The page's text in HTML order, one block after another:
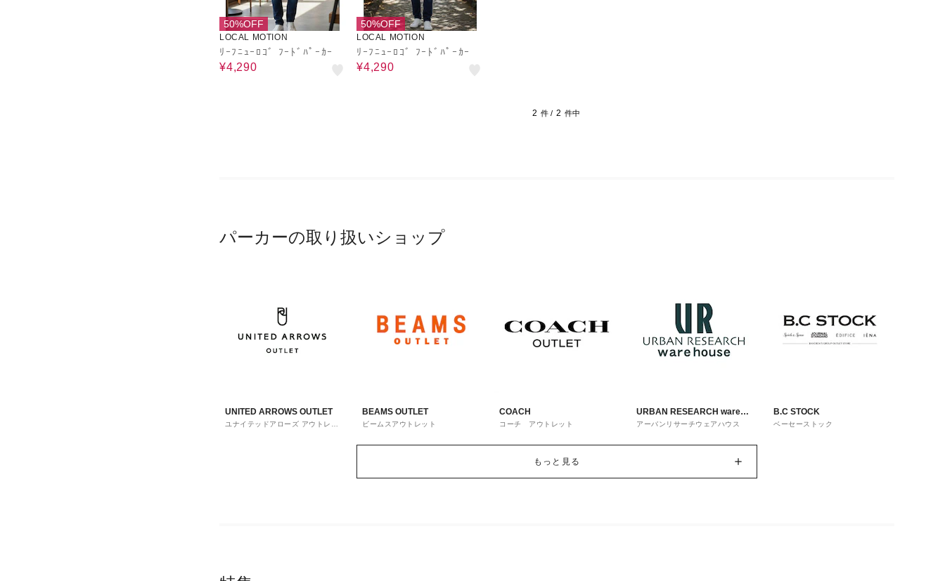
50%OFF
LOCAL MOTION
ﾘｰﾌﾆｭｰﾛｺﾞ ﾌｰﾄﾞﾊﾟｰｶｰ
¥4,290
50%OFF
LOCAL MOTION
ﾘｰﾌﾆｭｰﾛｺﾞ ﾌｰﾄﾞﾊﾟｰｶｰ
¥4,290
2 件 / 2 件中
パーカーの取り扱いショップ
UNITED ARROWS OUTLET
ユナイテッドアローズ アウトレッ
BEAMS OUTLET
ビームスアウトレット
COACH
コーチ アウトレット
URBAN RESEARCH ware
house
アーバンリサーチウェアハウス
B.C STOCK
ベーセーストック
もっと見る